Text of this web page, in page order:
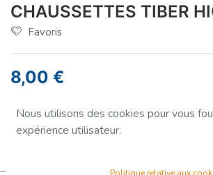
CHAUSSETTES TIBER
Favoris
8,00 €
Nous utilisons des cookies pour vous
expérience utilisateur.